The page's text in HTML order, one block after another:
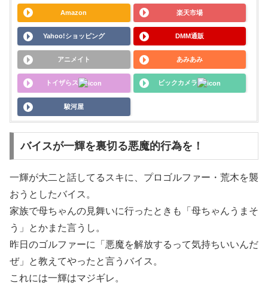
Amazon 楽天市場
Yahoo!ショッピング DMM通販
アニメイト あみあみ
トイザらス ビックカメラ
駿河屋
バイスが一輝を裏切る悪魔的行為を！
一輝が大二と話してるスキに、プロゴルファー・荒木を襲
おうとしたバイス。
家族で母ちゃんの見舞いに行ったときも「母ちゃんうまそ
う」とかまた言うし。
昨日のゴルファーに「悪魔を解放するって気持ちいいんだ
ぜ」と教えてやったと言うバイス。
これには一輝はマジギレ。